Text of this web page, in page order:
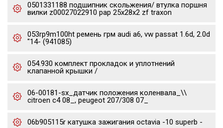
0501331188 подшипник скольжения/ втулка поршня
вилки z00027022910 pap 25x28x2 zf traxon
053rp9m100ht ремень грм audi a6, vw passat 1.6d, 2.0d
"14- (941085)
054.930 комплект прокладок и уплотнений
клапанной крышки /
06-00181-sx_датчик положения коленвала_\\
citroen c4 08_, peugeot 207/308 07_
06b905115r катушка зажигания octavia -10 superb -